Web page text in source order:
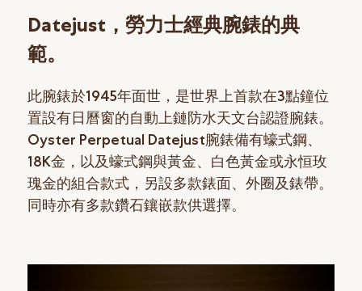
Datejust，勞力士經典腕錶的典
範。
此腕錶於1945年面世，是世界上首款在3點鐘位
置設有日曆窗的自動上鏈防水天文台認證腕錶。
Oyster Perpetual Datejust腕錶備有蠔式鋼、
18K金，以及蠔式鋼與黃金、白色黃金或永恒玫
瑰金的組合款式，另設多款錶面、外圈及錶帶。
同時亦有多款鑽石鑲嵌款供選擇。